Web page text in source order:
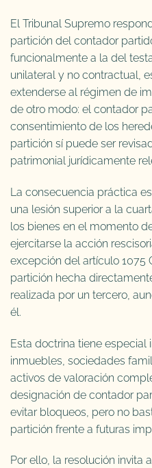
El Tribunal Supremo
partición del contador
funcionalmente a la del
unilateral y no contractual,
extenderse al régimen de
de otro modo: el contador
consentimiento de los
partición sí puede ser
patrimonial jurídicamente
La consecuencia práctica
una lesión superior a la
los bienes en el momento
ejercitarse la acción
excepción del artículo 1075
partición hecha
realizada por un tercero,
él.
Esta doctrina tiene especial
inmuebles, sociedades
activos de valoración
designación de contador
evitar bloqueos, pero no
partición frente a futuras
Por ello, la resolución invita